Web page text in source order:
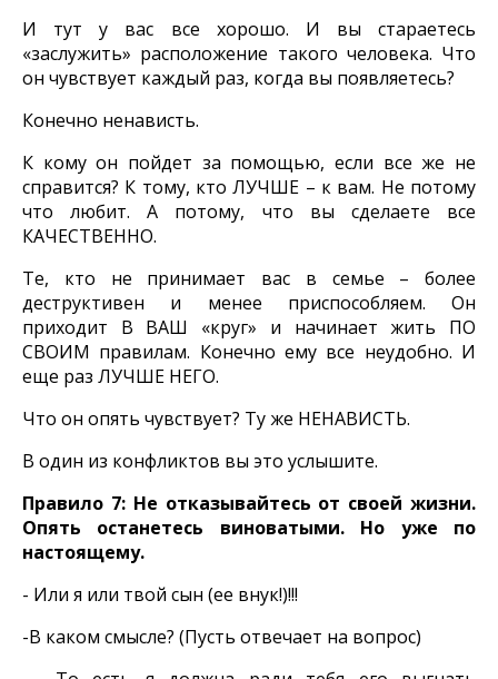
И тут у вас все хорошо. И вы стараетесь
«заслужить» расположение такого человека. Что
он чувствует каждый раз, когда вы появляетесь?
Конечно ненависть.
К кому он пойдет за помощью, если все же не
справится? К тому, кто ЛУЧШЕ – к вам. Не потому
что любит. А потому, что вы сделаете все
КАЧЕСТВЕННО.
Те, кто не принимает вас в семье – более
деструктивен и менее приспособляем. Он
приходит В ВАШ «круг» и начинает жить ПО
СВОИМ правилам. Конечно ему все неудобно. И
еще раз ЛУЧШЕ НЕГО.
Что он опять чувствует? Ту же НЕНАВИСТЬ.
В один из конфликтов вы это услышите.
Правило 7: Не отказывайтесь от своей жизни.
Опять останетесь виноватыми. Но уже по
настоящему.
- Или я или твой сын (ее внук!)!!!
-В каком смысле? (Пусть отвечает на вопрос)